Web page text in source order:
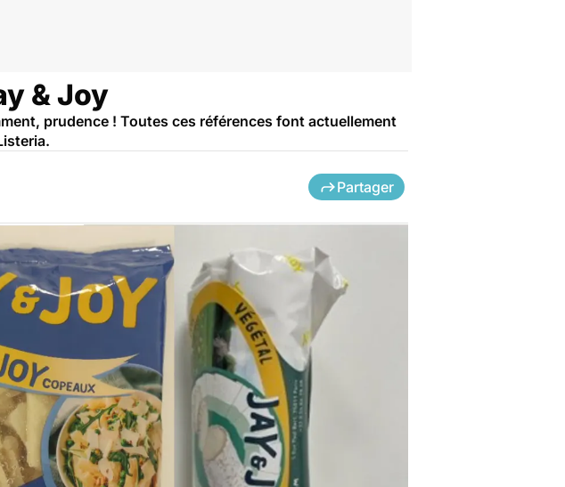
& Joy
prudence ! Toutes ces références font actuellement
Partager